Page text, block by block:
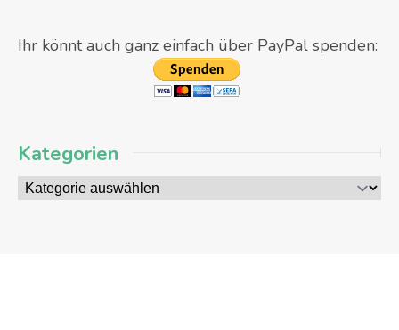
Ihr könnt auch ganz einfach über PayPal spenden:
Kategorien